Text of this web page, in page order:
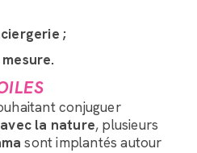
;
conjuguer
la nature, plusieurs
sont implantés autour